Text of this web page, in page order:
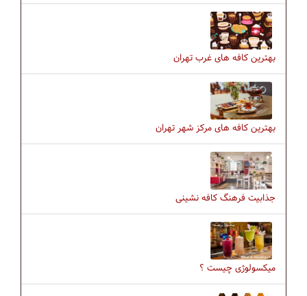
بهترین کافه های غرب تهران
بهترین کافه های مرکز شهر تهران
جذابیت فرهنگ كافه نشینی
میکسولوژی چیست ؟